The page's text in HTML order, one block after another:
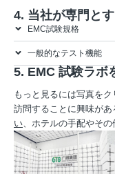
4. 当社が専門と
EMC試験規格
一般的なテスト機能
5. EMC 試験ラボ
もっと見るには写真を
訪問することに興味があ
い 、ホテルの手配やそ